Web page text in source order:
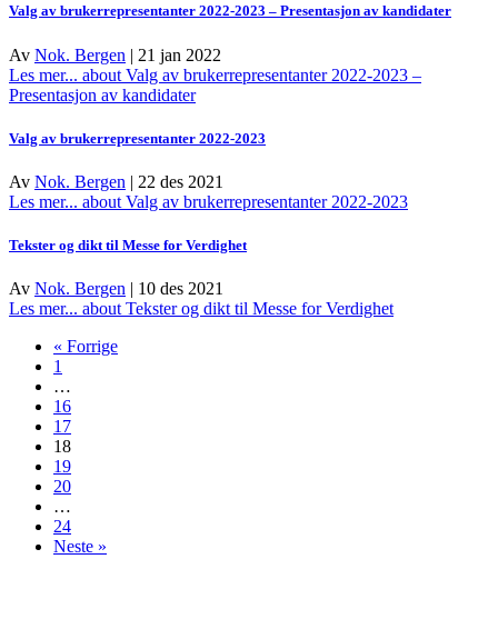
Valg av brukerrepresentanter 2022-2023 – Presentasjon av kandidater
Av Nok. Bergen | 21 jan 2022
Les mer... about Valg av brukerrepresentanter 2022-2023 –
Presentasjon av kandidater
Valg av brukerrepresentanter 2022-2023
Av Nok. Bergen | 22 des 2021
Les mer... about Valg av brukerrepresentanter 2022-2023
Tekster og dikt til Messe for Verdighet
Av Nok. Bergen | 10 des 2021
Les mer... about Tekster og dikt til Messe for Verdighet
« Forrige
1
…
16
17
18
19
20
…
24
Neste »